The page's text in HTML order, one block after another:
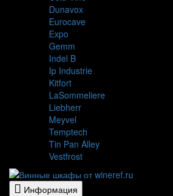
Dunavox
Eurocave
Expo
Gemm
Indel B
Ip Industrie
Kitfort
LaSommeliere
Liebherr
Meyvel
Temptech
Tin Pan Alley
Vestfrost
Информация